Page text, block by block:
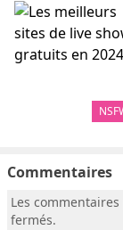
Commentaires
Les
fermés.